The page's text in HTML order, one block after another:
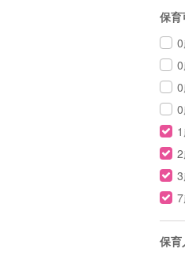
保育
保育